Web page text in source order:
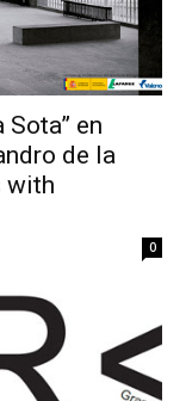
en
de la
with
0